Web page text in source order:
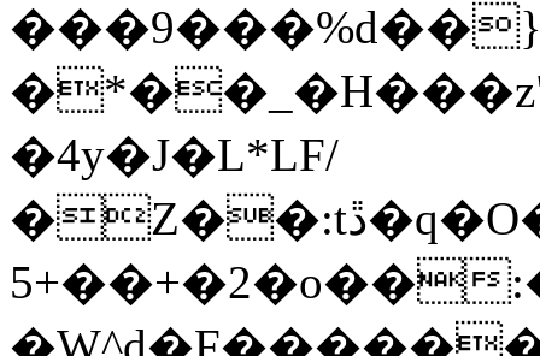
�4y�J�L*LF/
�Z��:tڐ�q�O���O�go��`�mO�_w��^�M�o-
5+��+�2�o��